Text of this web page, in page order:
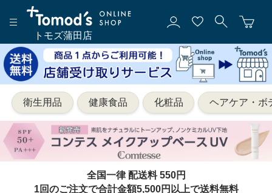
トモズ蒲田店
衛生用品 健康食品 化粧品 ヘアケア・ボ
全国一律 配送料 550円
1回のご注文で合計金額5,500円以上で送料無料